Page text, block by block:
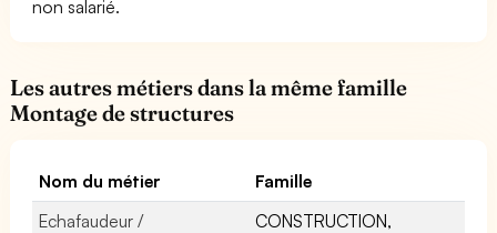
non salarié.
Les autres métiers dans la même famille
Montage de structures
Nom du métier
Famille
Echafaudeur /
CONSTRUCTION,